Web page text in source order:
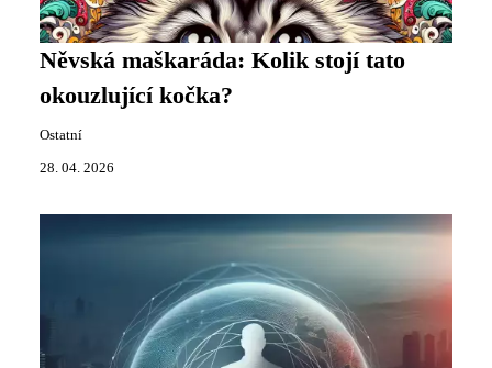
Něvská maškaráda: Kolik stojí tato
okouzlující kočka?
Ostatní
28. 04. 2026